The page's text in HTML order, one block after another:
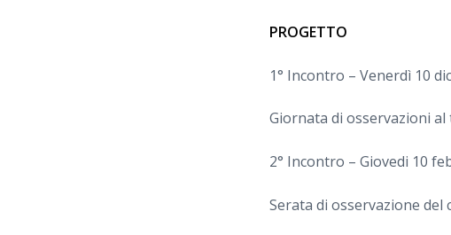
PROGETTO
1° Incontro – Venerdì 10
Giornata di osservazioni al
2° Incontro – Giovedi 10
Serata di osservazione del